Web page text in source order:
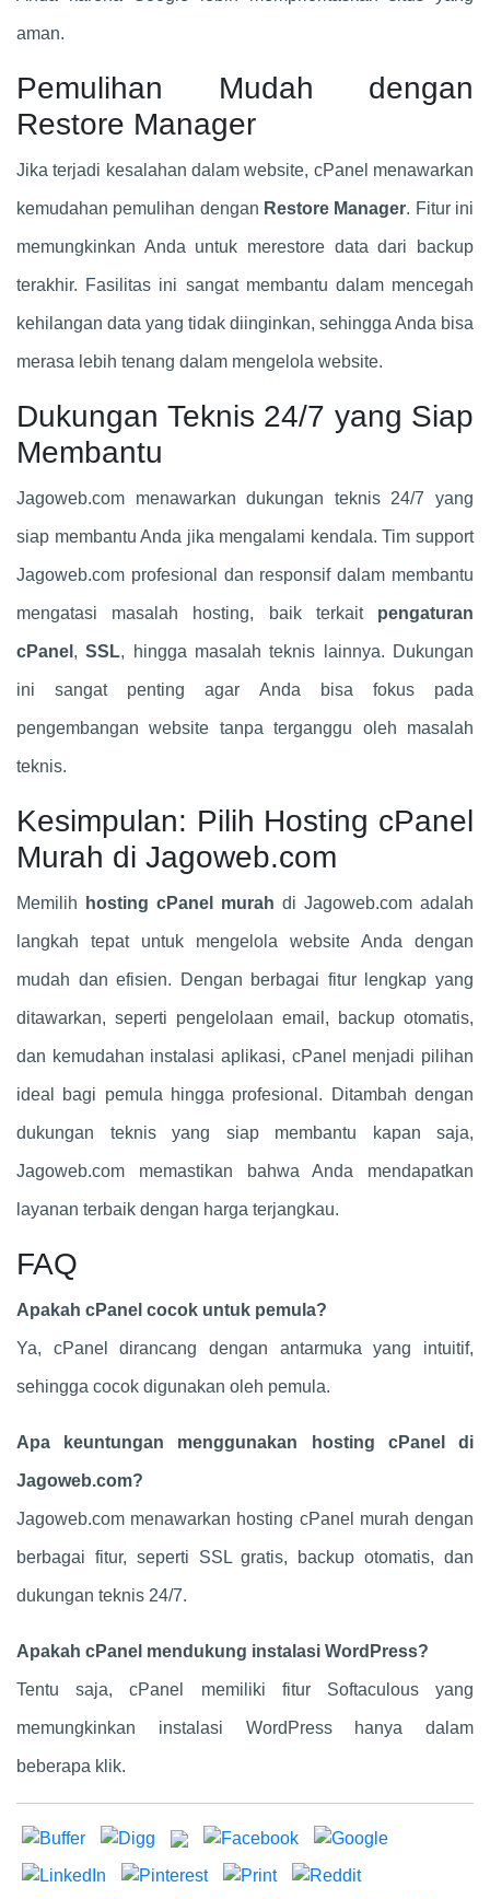
aman.
Pemulihan Mudah dengan
Restore Manager
Jika terjadi kesalahan dalam website, cPanel menawarkan
kemudahan pemulihan dengan Restore Manager. Fitur ini
memungkinkan Anda untuk merestore data dari backup
terakhir. Fasilitas ini sangat membantu dalam mencegah
kehilangan data yang tidak diinginkan, sehingga Anda bisa
merasa lebih tenang dalam mengelola website.
Dukungan Teknis 24/7 yang Siap
Membantu
Jagoweb.com menawarkan dukungan teknis 24/7 yang
siap membantu Anda jika mengalami kendala. Tim support
Jagoweb.com profesional dan responsif dalam membantu
mengatasi masalah hosting, baik terkait pengaturan
cPanel ,SSL, hingga masalah teknis lainnya. Dukungan
ini sangat penting agar Anda bisa fokus pada
pengembangan website tanpa terganggu oleh masalah
teknis.
Kesimpulan: Pilih Hosting cPanel
Murah di Jagoweb.com
Memilih hosting cPanel murah di Jagoweb.com adalah
langkah tepat untuk mengelola website Anda dengan
mudah dan efisien. Dengan berbagai fitur lengkap yang
ditawarkan, seperti pengelolaan email, backup otomatis,
dan kemudahan instalasi aplikasi, cPanel menjadi pilihan
ideal bagi pemula hingga profesional. Ditambah dengan
dukungan teknis yang siap membantu kapan saja,
Jagoweb.com memastikan bahwa Anda mendapatkan
layanan terbaik dengan harga terjangkau.
FAQ
Apakah cPanel cocok untuk pemula?
Ya, cPanel dirancang dengan antarmuka yang intuitif,
sehingga cocok digunakan oleh pemula.
Apa keuntungan menggunakan hosting cPanel di
Jagoweb.com?
Jagoweb.com menawarkan hosting cPanel murah dengan
berbagai fitur, seperti SSL gratis, backup otomatis, dan
dukungan teknis 24/7.
Apakah cPanel mendukung instalasi WordPress?
Tentu saja, cPanel memiliki fitur Softaculous yang
memungkinkan instalasi WordPress hanya dalam
beberapa klik.